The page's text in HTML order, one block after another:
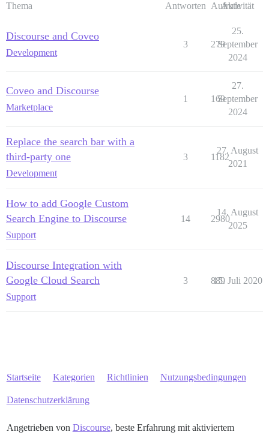
Thema Antworten Aufrufe
Aktivität
Discourse and Coveo
Development
3 279
25.
September
2024
Coveo and Discourse
Marketplace
1 169
27.
September
2024
Replace the search bar with a
third-party one
Development
3 1182
27. August
2021
How to add Google Custom
Search Engine to Discourse
Support
14 2980
14. August
2025
Discourse Integration with
Google Cloud Search
Support
3 889
15. Juli 2020
Startseite Kategorien Richtlinien Nutzungsbedingungen
Datenschutzerklärung
Angetrieben von Discourse, beste Erfahrung mit aktiviertem